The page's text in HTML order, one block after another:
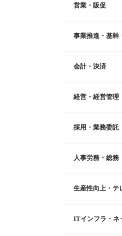
営業・販促
事業推進・基幹
会計・決済
経営・経営管理
採用・業務委託
人事労務・総務
生産性向上・テ
ITインフラ・ネ